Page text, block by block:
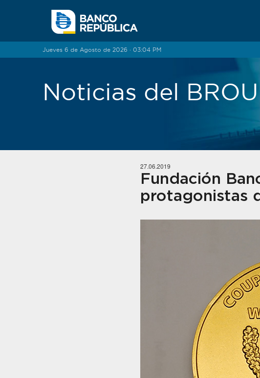
Jueves 6 de Agosto de 2026 · 03:04 PM
Noticias del BROU
27.06.2019
Fundación
protagonistas